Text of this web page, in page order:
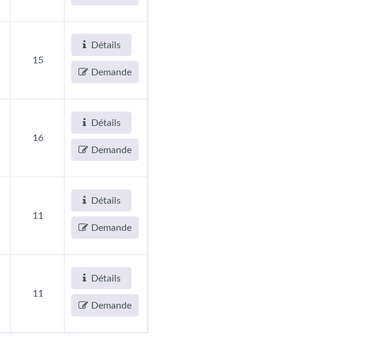
15
Détails
Demande
16
Détails
Demande
11
Détails
Demande
11
Détails
Demande